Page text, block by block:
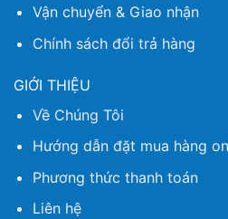
Vận chuyển & Giao nhận
Chính sách đổi trả hàng
GIỚI THIỆU
Về Chúng Tôi
Hướng dẫn đặt mua hàng
Phương thức thanh toán
Liên hệ